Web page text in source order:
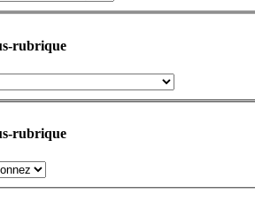
rubrique
rubrique